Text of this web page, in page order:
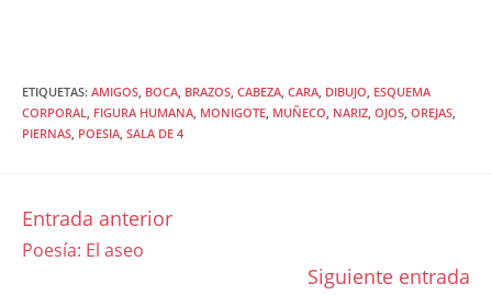
ETIQUETAS: AMIGOS, BOCA, BRAZOS, CABEZA, CARA, DIBUJO, ESQUEMA
CORPORAL, FIGURA HUMANA, MONIGOTE, MUÑECO, NARIZ, OJOS, OREJAS,
PIERNAS, POESIA, SALA DE 4
LEER
MÁS
Entrada anterior
Poesía: El aseo
Siguiente entrada